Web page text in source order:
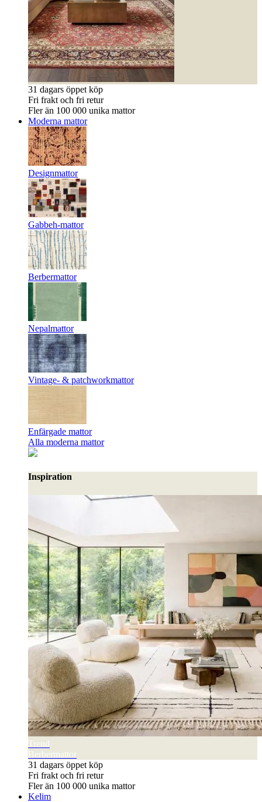
31 dagars öppet köp
Fri frakt och fri retur
Fler än 100 000 unika mattor
Moderna mattor
Designmattor
Gabbeh-mattor
Berbermattor
Nepalmattor
Vintage- & patchworkmattor
Enfärgade mattor
Alla moderna mattor
Inspiration
Trend
Berbermattor
31 dagars öppet köp
Fri frakt och fri retur
Fler än 100 000 unika mattor
Kelim